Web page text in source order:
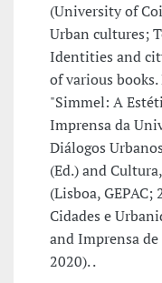
(University of
Urban cultures;
Identities and
of various
"Simmel: A
Imprensa da
Diálogos
(Ed.) and
(Lisboa,
Cidades e
and Imprensa
2020). .